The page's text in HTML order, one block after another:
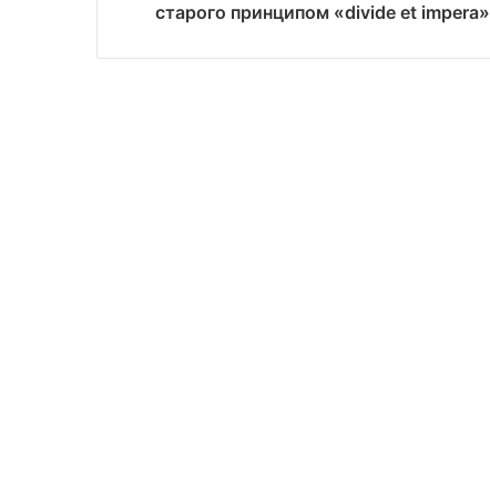
старого принципом «divide et impera»